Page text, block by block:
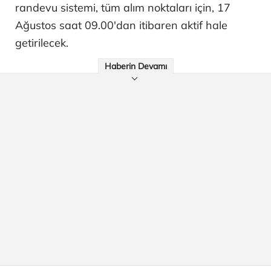
randevu sistemi, tüm alım noktaları için, 17
Ağustos saat 09.00'dan itibaren aktif hale
getirilecek.
Haberin Devamı